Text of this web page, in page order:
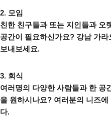
2. 모임
친한 친구들과 또는 지인들과 오
공간이 필요하신가요? 강남 가
보내보세요.
3. 회식
여러명의 다양한 사람들과 한 공
을 원하시나요? 여러분의 니즈
다.